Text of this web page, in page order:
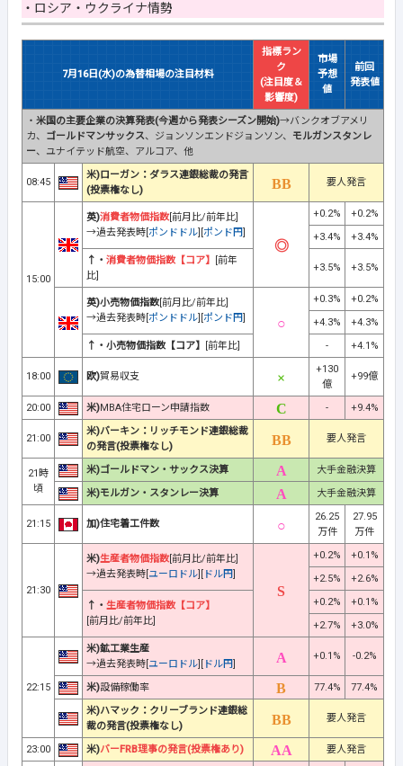
・ロシア・ウクライナ情勢
7月16日(水)の為替相場の注目材料
指標ラン
ク
(注目度＆
影響度)
市場
予想
値
前回
発表値
・ 米国の主要企業の決算発表(今週から発表シーズン開始)→バンクオブアメリ
カ、 ゴールドマンサックス、ジョンソンエンドジョンソン、 モルガンスタンレ
ー、ユナイテッド航空、アルコア、他
08:45
米)ローガン：ダラス連銀総裁の発言
(投票権なし)
要人発言
15:00
英)消費者物価指数[前月比/前年比]
→過去発表時[ ポンドドル ポンド円
+0.2%
+0.2%
+3.4%
+3.4%
↑・ 消費者物価指数【コア】
[前年
比]
+3.5% +3.5%
英)小売物価指数[前月比/前年比]
→過去発表時[ ポンドドル ポンド円
+0.3%
+0.2%
+4.3%
+4.3%
↑・小売物価指数【コア】
[前年比] - +4.1%
18:00 欧)貿易収支
+130
億
+99億
20:00 米)MBA住宅ローン申請指数 - +9.4%
21:00
米)バーキン：リッチモンド連銀総裁
の発言(投票権なし)
要人発言
21時
頃
米)ゴールドマン・サックス決算
大手金融決算
米)モルガン・スタンレー決算
大手金融決算
21:15 加)住宅着工件数
26.25
万件
27.95
万件
21:30
米)生産者物価指数 [前月比/前年比]
→過去発表時[ ユーロドル ドル円
+0.2%
+0.1%
+2.5%
+2.6%
↑・ 生産者物価指数【コア】
[前月比/前年比]
+0.2%
+0.1%
+2.7%
+3.0%
22:15
米)鉱工業生産
→過去発表時[ ユーロドル ドル円
+0.1% -0.2%
米)設備稼働率 77.4%
77.4%
米)ハマック：クリーブランド連銀総
裁の発言(投票権なし)
要人発言
23:00 米)バーFRB理事の発言(投票権あり) 要人発言